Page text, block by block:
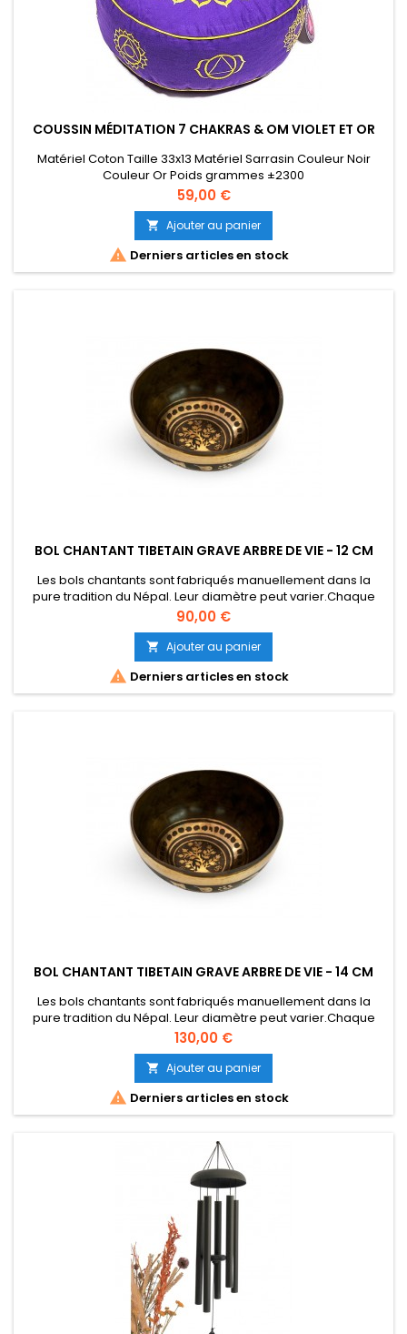
COUSSIN MÉDITATION 7 CHAKRAS & OM VIOLET ET OR
Matériel Coton Taille 33x13 Matériel Sarrasin Couleur Noir
Couleur Or Poids grammes ±2300
Prix
59,00 €
 Ajouter au panier
 Derniers articles en stock
BOL CHANTANT TIBETAIN GRAVE ARBRE DE VIE - 12 CM
Les bols chantants sont fabriqués manuellement dans la
pure tradition du Népal. Leur diamètre peut varier.Chaque
bol est unique, le design / la couleur peuvent être quelque
peu différents de la photo affichée. Environs 12 cm sur 7 cm.
440 gr Note : SOL Son longue durée. vendu sans maillet en
bois
Prix
90,00 €
 Ajouter au panier
 Derniers articles en stock
BOL CHANTANT TIBETAIN GRAVE ARBRE DE VIE - 14 CM
Les bols chantants sont fabriqués manuellement dans la
pure tradition du Népal. Leur diamètre peut varier.Chaque
bol est unique, le design / la couleur peuvent être quelque
peu différents de la photo affichée. Environs 14 cm sur 7 cm.
660 gr Note : DO Son longue durée. vendu sans maillet en
bois
Prix
130,00 €
 Ajouter au panier
 Derniers articles en stock